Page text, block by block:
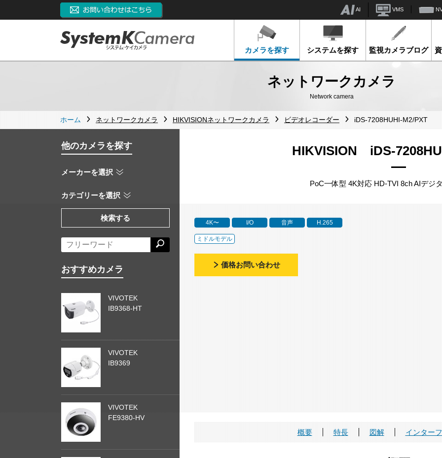
AI VMS
カメラを探す システムを探す 監視カメラブログ
ネットワークカメラ
Network camera
ホーム ネットワークカメラ HIKVISIONネットワークカメラ ビデオレコーダー iDS-7208HUHI-M2/PXT
HIKVISION iDS-
PoC一体型 4K対応 HD-TVI 8ch AIデジ
4K〜 I/O 音声 H.265
ミドルモデル
価格お問い合わせ
概要 特長 図解 インター
他のカメラを探す
メーカーを選択
カテゴリーを選択
検索する
おすすめカメラ
VIVOTEK
IB9368-HT
VIVOTEK
IB9369
VIVOTEK
FE9380-HV